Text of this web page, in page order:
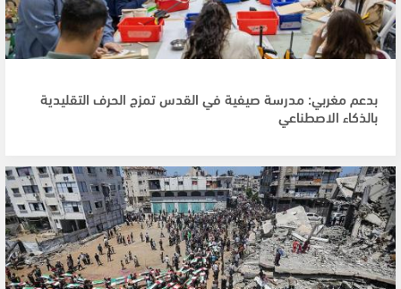
بدعم مغربي: مدرسة صيفية في القدس تمزج الحرف التقليدية
بالذكاء الاصطناعي